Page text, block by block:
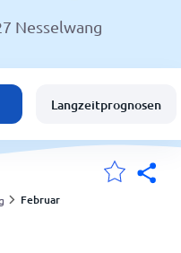
Nesselwang
Langzeitprognosen
Februar